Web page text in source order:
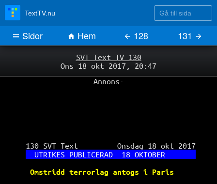
SVT Text TV 130
Ons 18 okt 2017, 20:47
Annons:
130 SVT Text         Onsdag 18 okt 2017
UTRIKES PUBLICERAD  18 OKTOBER
Omstridd terrorlag antogs i Paris
TextTV.nu Gå till sida
Sidor Hem 128 131